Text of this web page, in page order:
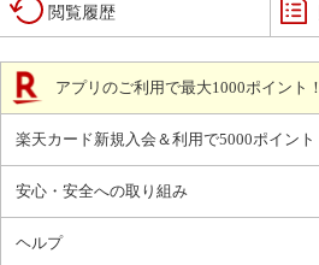
閲覧履歴
アプリのご利用で最大1000ポイント！
楽天カード新規入会＆利用で5000ポイント
安心・安全への取り組み
ヘルプ